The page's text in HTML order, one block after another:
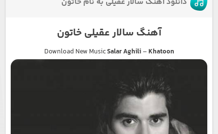
آهنگ سالار عقیلی خاتون
Download New MusicSalar Aghili– Khatoon